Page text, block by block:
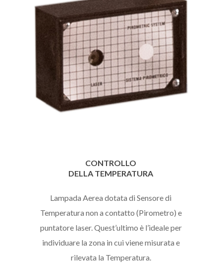
CONTROLLO
DELLA TEMPERATURA
Lampada Aerea dotata di Sensore di
Temperatura non a contatto (Pirometro) e
puntatore laser. Quest’ultimo è l’ideale per
individuare la zona in cui viene misurata e
rilevata la Temperatura.